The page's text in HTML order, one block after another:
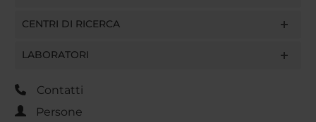
CENTRI DI RICERCA
LABORATORI
Contatti
Persone